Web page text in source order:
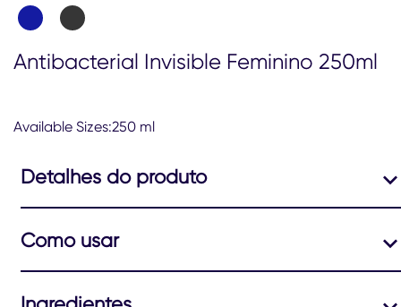
Antibacterial Invisible Feminino 250ml
Available Sizes:250 ml
Detalhes do produto
Como usar